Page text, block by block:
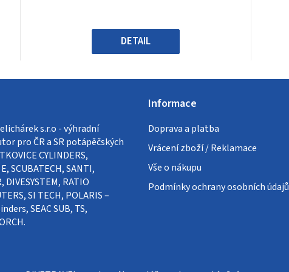
hvězdiček.
DETAIL
s.r.o - výhradní
pro ČR a SR potápěčských
CYLINDERS,
SCUBATECH, SANTI,
DIVESYSTEM, RATIO
SI TECH, POLARIS –
SEAC SUB, TS,
Informace
Doprava a platba
Vrácení zboží / Reklamace
Vše o nákupu
Podmínky ochrany osobních údajů